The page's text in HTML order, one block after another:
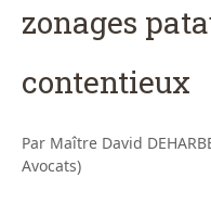
zonages
contentieux
Par Maître David
Avocats)